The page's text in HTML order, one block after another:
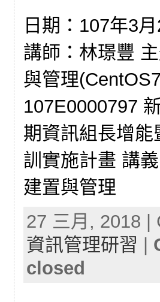
日期：107年3
講師：林璟豐
與管理
107E0000797
期資訊組長增
訓實施計畫 講
建置與管理
27 三月, 2018
資訊管理研習 |
closed